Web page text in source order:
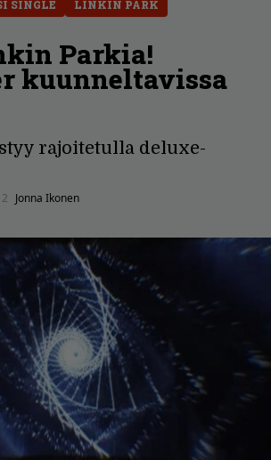
SINGLE LINKIN PARK
Parkia!
kuunneltavissa
rajoitetulla deluxe-
Jonna Ikonen